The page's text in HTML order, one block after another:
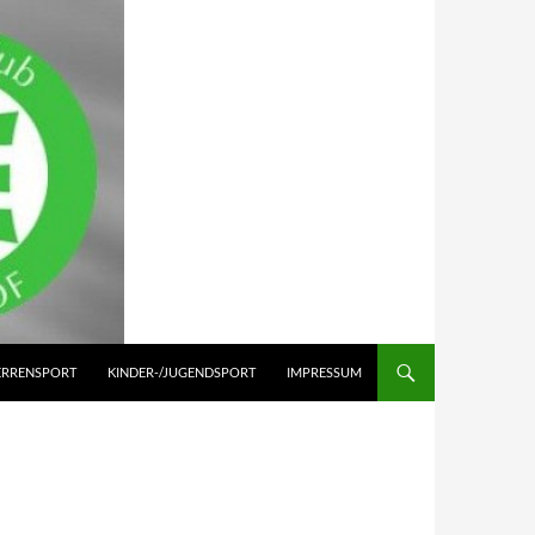
KINDER-/JUGENDSPORT IMPRESSUM